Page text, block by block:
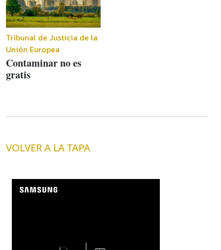
Tribunal de Justicia de la
Unión Europea
Contaminar no es
gratis
VOLVER A LA TAPA